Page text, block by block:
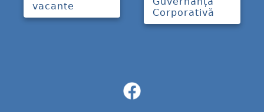
vacante
Corporativă